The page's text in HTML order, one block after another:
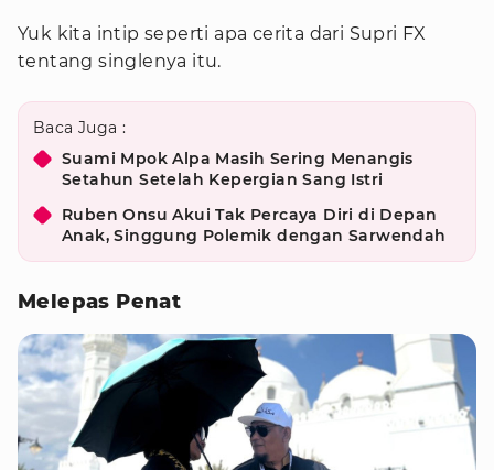
Yuk kita intip seperti apa cerita dari Supri FX
tentang singlenya itu.
Baca Juga :
Suami Mpok Alpa Masih Sering Menangis
Setahun Setelah Kepergian Sang Istri
Ruben Onsu Akui Tak Percaya Diri di Depan
Anak, Singgung Polemik dengan Sarwendah
Melepas Penat